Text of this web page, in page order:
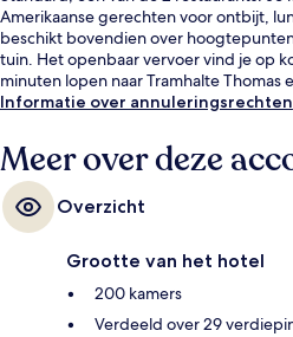
Amerikaanse gerechten voor ontbijt,
beschikt bovendien over
tuin. Het openbaar vervoer vind je op
minuten lopen naar Tramhalte Thomas
Ijzer.
Informatie over annuleringsrechten
Meer over deze
Overzicht
Grootte van het hotel
200 kamers
Verdeeld over 29